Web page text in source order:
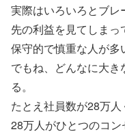
実際はいろいろとブレ
先の利益を見てしまっ
保守的で慎重な人が多
でもね、どんなに大
る。
たとえ社員数が28万人
28万人がひとつのコ